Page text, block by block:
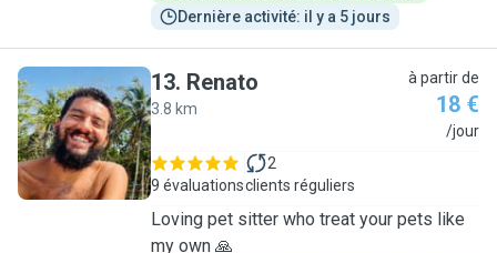
Dernière activité: il y a 5 jours
R
13. Renato
3.8 km
à partir de
18 €
/jour
9 évaluations
2
clients réguliers
Loving pet sitter who treat your pets like
my own 🙏